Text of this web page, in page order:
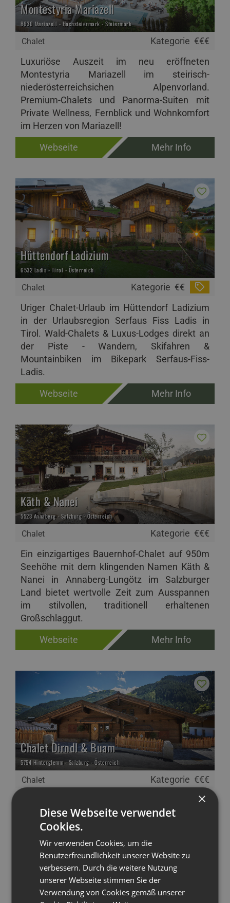
Chalet
Montestyria Mariazell
8630 Mariazell - Hochsteiermark - Steiermark
Kategorie €€€
Luxuriöse Auszeit im neu eröffneten
Montestyria Mariazell im steirisch-
niederösterreichsichen Alpenvorland.
Premium-Chalets und Panorma-Suiten mit
Private Wellness, Fernblick und Wohnkomfort
im Herzen von Mariazell!
Webseite
Mehr Info
Chalet
Hüttendorf Ladizium
6532 Ladis - Tirol - Österreich
Kategorie €€
Uriger Chalet-Urlaub im Hüttendorf Ladizium
in der Urlaubsregion Serfaus Fiss Ladis in
Tirol. Wald-Chalets & Luxus-Lodges direkt an
der Piste - Wandern, Skifahren &
Mountainbiken im Bikepark Serfaus-Fiss-
Ladis.
Webseite
Mehr Info
Chalet
Käth & Nanei
5523 Annaberg - Salzburg - Österreich
Kategorie €€€
Ein einzigartiges Bauernhof-Chalet auf 950m
Seehöhe mit dem klingenden Namen Käth &
Nanei in Annaberg-Lungötz im Salzburger
Land bietet wertvolle Zeit zum Ausspannen
im stilvollen, traditionell erhaltenen
Großschlaggut.
Webseite
Mehr Info
Chalet
Chalet Dirndl & Buam
5754 Hinterglemm - Salzburg - Österreich
Kategorie €€€
Traumhafter Aktivurlaub mit der Familie im
Chalet Dirndl & Buam in der Ferienregion
Saalbach-Hinterglemm. Luxuriöse Family-
Chalets mit privatem Wellnessbereich,
modernem Interior und tollen inkludierten
Serviceleistungen!
Webseite
Mehr Info
×
Diese Webseite verwendet
Cookies.
Wir verwenden Cookies, um die
Benutzerfreundlichkeit unserer Website zu
verbessern. Durch die weitere Nutzung
unserer Webseite stimmen Sie der
Verwendung von Cookies gemäß unserer